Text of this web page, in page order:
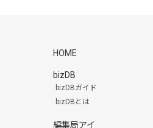
HOME
bizDB
bizDBガイド
bizDBとは
編集局アイ